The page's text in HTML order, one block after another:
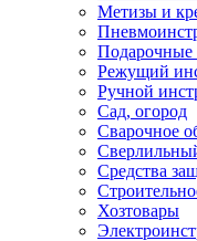
Метизы и
Подарочные
Режущий
Ручной
Сад, огород
Сварочное
Средства
Хозтовары